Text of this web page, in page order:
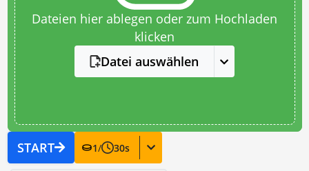
Dateien hier ablegen oder zum Hochladen
klicken
Datei auswählen
START 1/ 30s